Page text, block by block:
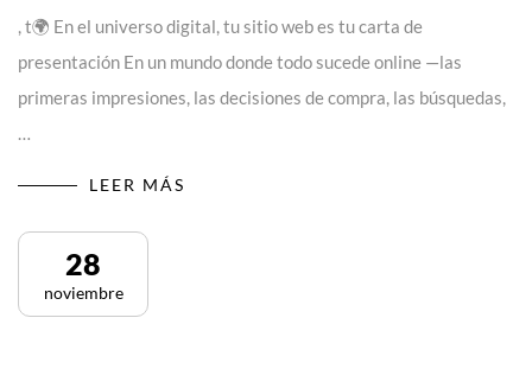
, t🌍 En el universo digital, tu sitio web es tu carta de
presentación En un mundo donde todo sucede online —las
primeras impresiones, las decisiones de compra, las búsquedas,
…
LEER MÁS
28
noviembre